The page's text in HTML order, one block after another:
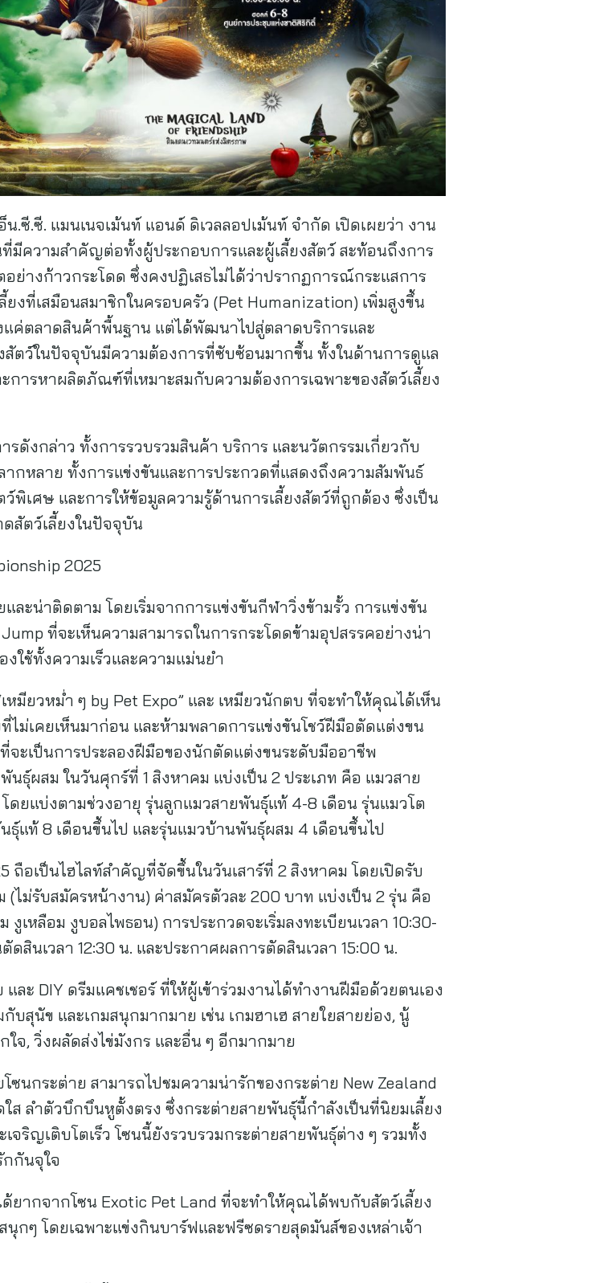
ซี.ซี. แมนเนจเม้นท์ แอนด์ ดิเวลลอปเม้นท์ จำกัด เปิดเผยว่า งาน
มีความสำคัญต่อทั้งผู้ประกอบการและผู้เลี้ยงสัตว์ สะท้อนถึงการ
ย่างก้าวกระโดด ซึ่งคงปฏิเสธไม่ได้ว่าปรากฏการณ์กระแสการ
งที่เสมือนสมาชิกในครอบครัว (Pet Humanization) เพิ่มสูงขึ้น
แค่ตลาดสินค้าพื้นฐาน แต่ได้พัฒนาไปสู่ตลาดบริการและ
ตว์ในปัจจุบันมีความต้องการที่ซับซ้อนมากขึ้น ทั้งในด้านการดูแล
ารหาผลิตภัณฑ์ที่เหมาะสมกับความต้องการเฉพาะของสัตว์เลี้ยง
ดังกล่าว ทั้งการรวบรวมสินค้า บริการ และนวัตกรรมเกี่ยวกับ
กหลาย ทั้งการแข่งขันและการประกวดที่แสดงถึงความสัมพันธ์
ว์พิเศษ และการให้ข้อมูลความรู้ด้านการเลี้ยงสัตว์ที่ถูกต้อง ซึ่งเป็น
สัตว์เลี้ยงในปัจจุบัน
2025
ละน่าติดตาม โดยเริ่มจากการแข่งขันกีฬาวิ่งข้ามรั้ว การแข่งขัน
ที่จะเห็นความสามารถในการกระโดดข้ามอุปสรรคอย่างน่า
ใช้ทั้งความเร็วและความแม่นยำ
มียวหม่ำ ๆ by Pet Expo” และ เหมียวนักตบ ที่จะทำให้คุณได้เห็น
ไม่เคยเห็นมาก่อน และห้ามพลาดการแข่งขันโชว์ฝีมือตัดแต่งขน
จะเป็นการประลองฝีมือของนักตัดแต่งขนระดับมืออาชีพ
ธุ์ผสม ในวันศุกร์ที่ 1 สิงหาคม แบ่งเป็น 2 ประเภท คือ แมวสาย
ยแบ่งตามช่วงอายุ รุ่นลูกแมวสายพันธุ์แท้ 4-8 เดือน รุ่นแมวโต
แท้ 8 เดือนขึ้นไป และรุ่นแมวบ้านพันธุ์ผสม 4 เดือนขึ้นไป
ถือเป็นไฮไลท์สำคัญที่จัดขึ้นในวันเสาร์ที่ 2 สิงหาคม โดยเปิดรับ
ม่รับสมัครหน้างาน) ค่าสมัครตัวละ 200 บาท แบ่งเป็น 2 รุ่น คือ
เหลือม งูบอลไพธอน) การประกวดจะเริ่มลงทะเบียนเวลา 10:30-
สินเวลา 12:30 น. และประกาศผลการตัดสินเวลา 15:00 น.
ะ DIY ดรีมแคชเชอร์ ที่ให้ผู้เข้าร่วมงานได้ทำงานฝีมือด้วยตนเอง
บสุนัข และเกมสนุกมากมาย เช่น เกมฮาเฮ สายใยสายย่อง, นู้
จ, วิ่งผลัดส่งไข่มังกร และอื่น ๆ อีกมากมาย
นกระต่าย สามารถไปชมความน่ารักของกระต่าย New Zealand
ส ลำตัวบึกบึนหูตั้งตรง ซึ่งกระต่ายสายพันธุ์นี้กำลังเป็นที่นิยมเลี้ยง
เจริญเติบโตเร็ว โซนนี้ยังรวบรวมกระต่ายสายพันธุ์ต่าง ๆ รวมทั้ง
กันจุใจ
ากจากโซน Exotic Pet Land ที่จะทำให้คุณได้พบกับสัตว์เลี้ยง
กๆ โดยเฉพาะแข่งกินบาร์ฟและฟรีซดรายสุดมันส์ของเหล่าเจ้า